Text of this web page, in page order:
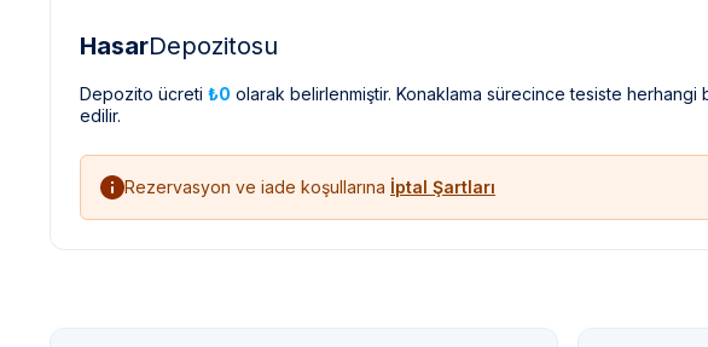
HasarDepozitosu
Depozito ücreti ₺0 olarak belirlenmiştir. Konaklama sürecince tesiste herhangi
edilir.
Rezervasyon ve iade koşullarına İptal Şartları